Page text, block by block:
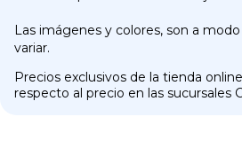
Las imágenes y colores, son a
variar.
Precios exclusivos de la tienda
respecto al precio en las sucursales